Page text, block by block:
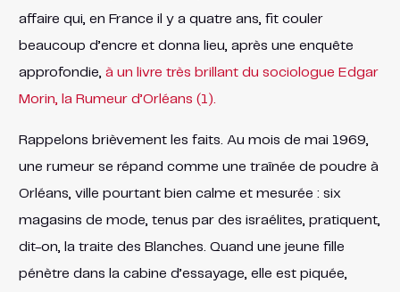
affaire qui, en France il y a quatre ans, fit couler
beaucoup d’encre et donna lieu, après une enquête
approfondie, à un livre très brillant du sociologue Edgar
Morin, la Rumeur d’Orléans (1).
Rappelons brièvement les faits. Au mois de mai 1969,
une rumeur se répand comme une traînée de poudre à
Orléans, ville pourtant bien calme et mesurée : six
magasins de mode, tenus par des israélites, pratiquent,
dit-on, la traite des Blanches. Quand une jeune fille
pénètre dans la cabine d’essayage, elle est piquée,